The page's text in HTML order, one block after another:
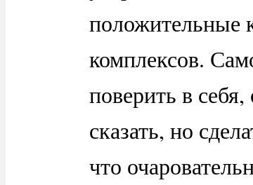
положительные
комплексов.
поверить в
сказать, но
что